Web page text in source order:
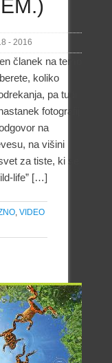
- 2016
članek na temo
koliko
pa tudi
fotografij
na
na višini
za tiste, ki se
life” […]
, VIDEO